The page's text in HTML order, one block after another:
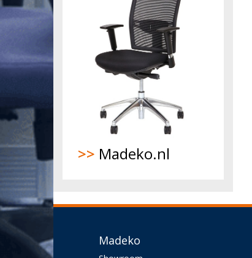
>> Madeko.nl
Madeko